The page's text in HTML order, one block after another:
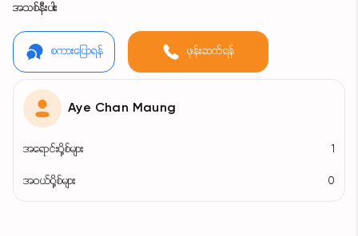
အသစ်နီးပါး
စကားပြောရန် ဖုန်းဆက်ရန်
Aye Chan Maung
အရောင်းပို့စ်များ
အဝယ်ပို့စ်များ 0